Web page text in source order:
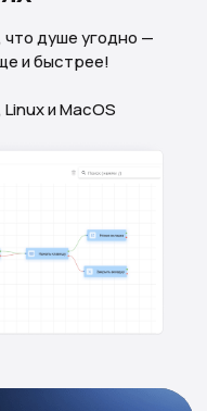
душе угодно —
и быстрее!
и MacOS